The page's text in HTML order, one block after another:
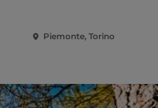
Piemonte, Torino